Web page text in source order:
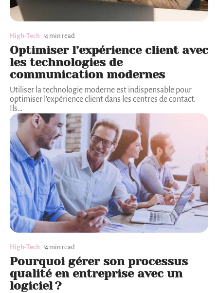
High-Tech 4 min read
Optimiser l’expérience client avec
les technologies de
communication modernes
Utiliser la technologie moderne est indispensable pour
optimiser l'expérience client dans les centres de contact.
Ils…
High-Tech 4 min read
Pourquoi gérer son processus
qualité en entreprise avec un
logiciel ?